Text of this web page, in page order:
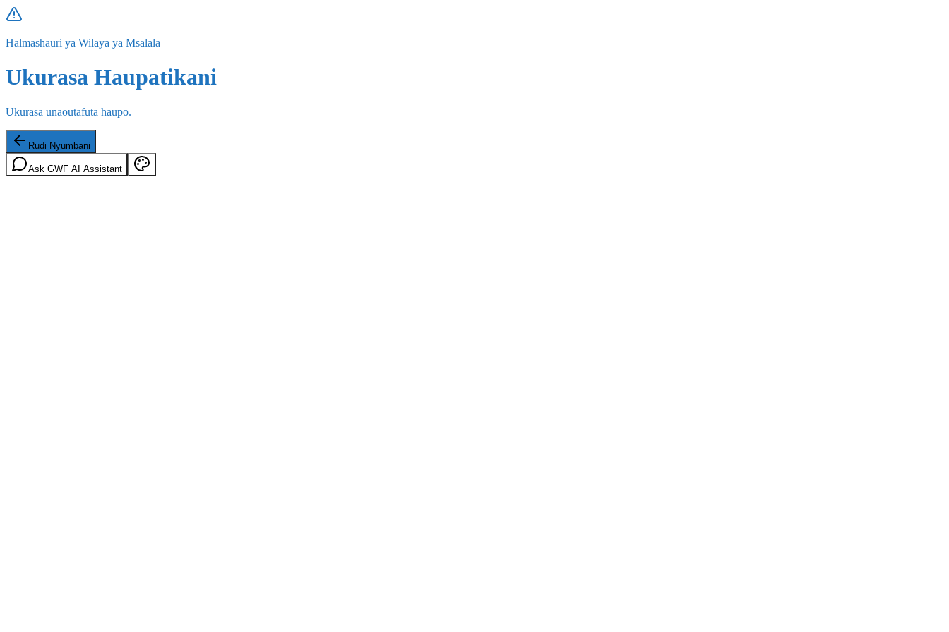
Halmashauri ya Wilaya ya Msalala
Ukurasa Haupatikani
Ukurasa unaoutafuta haupo.
Rudi Nyumbani
Ask GWF AI Assistant